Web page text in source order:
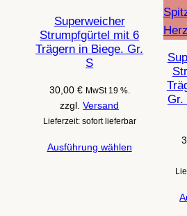
Superweicher
Strumpfgürtel mit 6
Trägern in Biege. Gr.
S
30,00 € MwSt 19 %.
zzgl.Versand
Lieferzeit: sofort lieferbar
Ausführung wählen
Gr.